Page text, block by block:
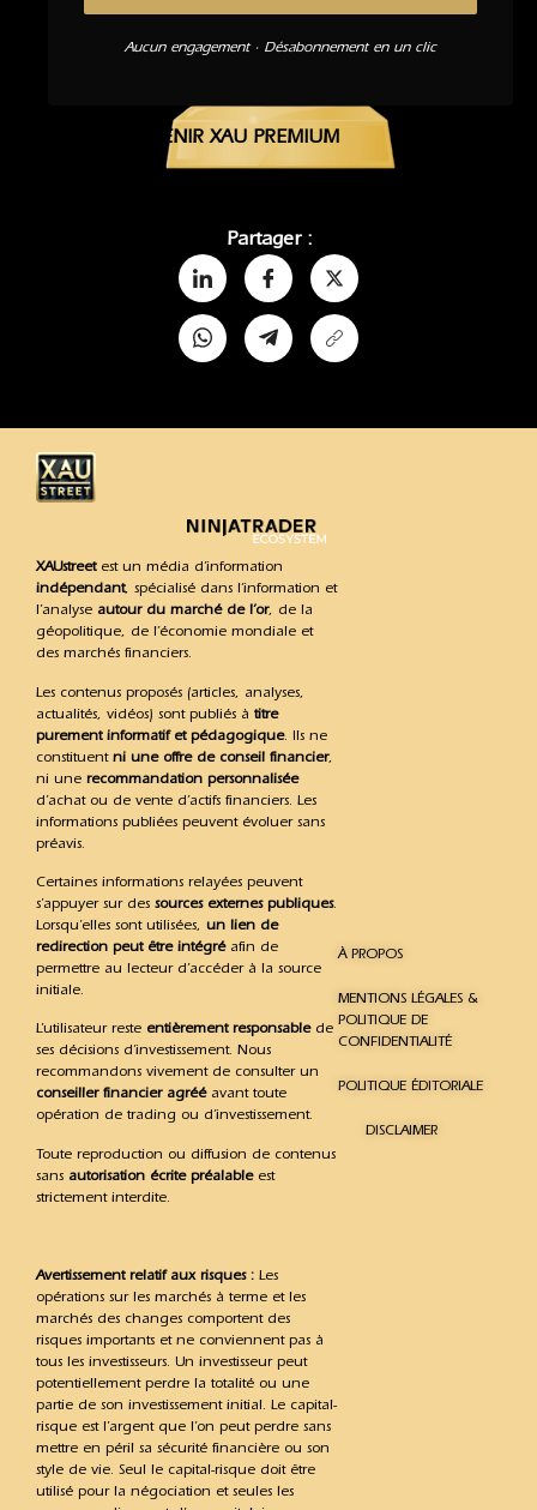
Aucun engagement · Désabonnement en un clic
DEVENIR XAU PREMIUM
Partager :
XAUstreetest un média d’information
indépendant, spécialisé dans l’information et
l’analyse autour du marché de l’or, de la
géopolitique, de l’économie mondiale et
des marchés financiers.
Les contenus proposés (articles, analyses,
actualités, vidéos) sont publiés à titre
purement informatif et pédagogique. Ils ne
constituent ni une offre de conseil financier,
ni une recommandation personnalisée
d’achat ou de vente d’actifs financiers. Les
informations publiées peuvent évoluer sans
préavis.
Certaines informations relayées peuvent
s’appuyer sur des sources externes publiques.
Lorsqu’elles sont utilisées, un lien de
redirection peut être intégréafin de
permettre au lecteur d’accéder à la source
initiale.
L’utilisateur reste entièrement responsablede
ses décisions d’investissement. Nous
recommandons vivement de consulter un
conseiller financier agrééavant toute
opération de trading ou d’investissement.
Toute reproduction ou diffusion de contenus
sans autorisation écrite préalableest
strictement interdite.
Avertissement relatif aux risques : Les
opérations sur les marchés à terme et les
marchés des changes comportent des
risques importants et ne conviennent pas à
tous les investisseurs. Un investisseur peut
potentiellement perdre la totalité ou une
partie de son investissement initial. Le capital-
risque est l’argent que l’on peut perdre sans
mettre en péril sa sécurité financière ou son
style de vie. Seul le capital-risque doit être
utilisé pour la négociation et seules les
À PROPOS
MENTIONS LÉGALES &
POLITIQUE DE
CONFIDENTIALITÉ
POLITIQUE ÉDITORIALE
DISCLAIMER